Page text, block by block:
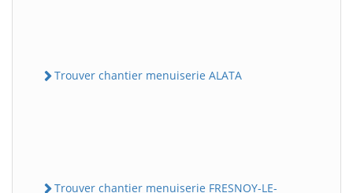
Trouver chantier menuiserie ALATA
Trouver chantier menuiserie FRESNOY-LE-